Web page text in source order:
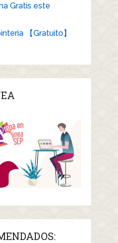
Gratis este
【Gratuito】